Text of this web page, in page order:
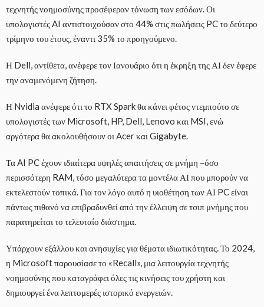
τεχνητής νοημοσύνης προσέφεραν τόνωση των εσόδων. Οι
υπολογιστές AI αντιστοιχούσαν στο 44% στις πωλήσεις PC το δεύτερο
τρίμηνο του έτους, έναντι 35% το προηγούμενο.
Η Dell, αντίθετα, ανέφερε τον Ιανουάριο ότι η έκρηξη της ΑΙ δεν έφερε
την αναμενόμενη ζήτηση.
Η Nvidia ανέφερε ότι το RTX Spark θα κάνει φέτος ντεμπούτο σε
υπολογιστές των Microsoft, HP, Dell, Lenovo και MSI, ενώ
αργότερα θα ακολουθήσουν οι Acer και Gigabyte.
Τα AI PC έχουν ιδιαίτερα υψηλές απαιτήσεις σε μνήμη –όσο
περισσότερη RAM, τόσο μεγαλύτερα τα μοντέλα ΑΙ που μπορούν να
εκτελεστούν τοπικά. Για τον λόγο αυτό η υιοθέτηση των ΑΙ PC είναι
πάντως πιθανό να επιβραδυνθεί από την έλλειψη σε τσιπ μνήμης που
παρατηρείται το τελευταίο διάστημα.
Υπάρχουν εξάλλου και ανησυχίες για θέματα ιδιωτικότητας. Το 2024,
η Microsoft παρουσίασε το «Recall», μια λειτουργία τεχνητής
νοημοσύνης που καταγράφει όλες τις κινήσεις του χρήστη και
δημιουργεί ένα λεπτομερές ιστορικό ενεργειών.